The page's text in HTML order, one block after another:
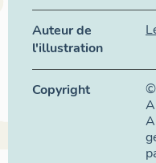
Auteur de
l'illustration
Copyright